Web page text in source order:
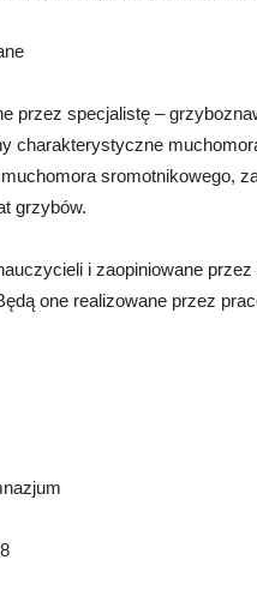
przez specjalistę –
charakterystyczne
sromotnikowego,
grzybów.
i zaopiniowane
one realizowane przez